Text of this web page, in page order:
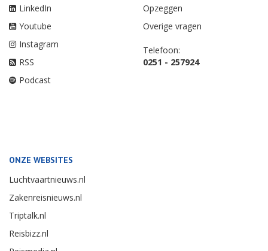
LinkedIn
Youtube
Instagram
RSS
Podcast
Opzeggen
Overige vragen
Telefoon:
0251 - 257924
ONZE WEBSITES
Luchtvaartnieuws.nl
Zakenreisnieuws.nl
Triptalk.nl
Reisbizz.nl